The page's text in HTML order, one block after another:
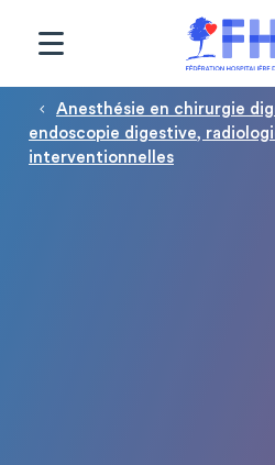
Fil d'Ariane
Anesthésie en chirurgie
endoscopie digestive,
interventionnelles
Panneau de gestion des